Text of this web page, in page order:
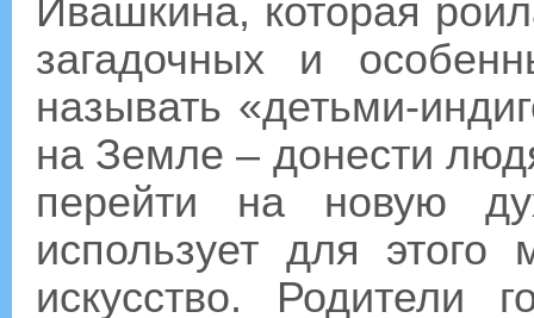
Ивашкина, которая
загадочных и
называть «детьми-
на Земле – донести
перейти на новую
использует для этого
искусство. Родители